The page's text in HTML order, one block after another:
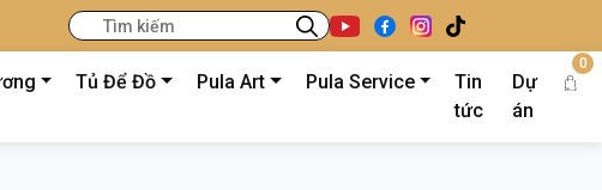
Tủ Để Đồ Pula Art Pula Service
Tin
tức
Dự
án
0